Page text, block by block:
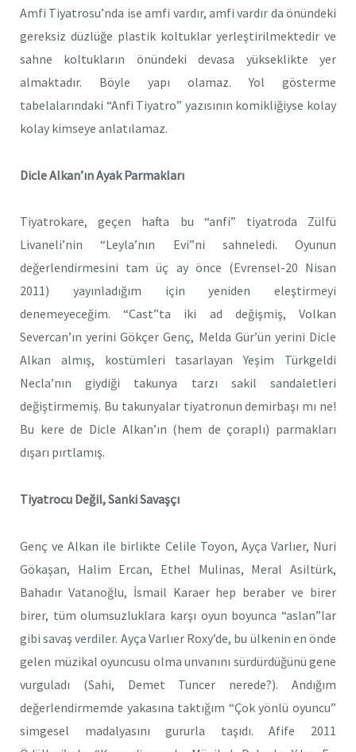
Amfi Tiyatrosu’nda ise amfi vardır, amfi vardır da önündeki
gereksiz düzlüğe plastik koltuklar yerleştirilmektedir ve
sahne koltukların önündeki devasa yükseklikte yer
almaktadır. Böyle yapı olamaz. Yol gösterme
tabelalarındaki “Anfi Tiyatro” yazısının komikliğiyse kolay
kolay kimseye anlatılamaz.
Dicle Alkan’ın Ayak Parmakları
Tiyatrokare, geçen hafta bu “anfi” tiyatroda Zülfü
Livaneli’nin “Leyla’nın Evi”ni sahneledi. Oyunun
değerlendirmesini tam üç ay önce (Evrensel-20 Nisan
2011) yayınladığım için yeniden eleştirmeyi
denemeyeceğim. “Cast”ta iki ad değişmiş, Volkan
Severcan’ın yerini Gökçer Genç, Melda Gür’ün yerini Dicle
Alkan almış, kostümleri tasarlayan Yeşim Türkgeldi
Necla’nın giydiği takunya tarzı sakil sandaletleri
değiştirmemiş. Bu takunyalar tiyatronun demirbaşı mı ne!
Bu kere de Dicle Alkan’ın (hem de çoraplı) parmakları
dışarı pırtlamış.
Tiyatrocu Değil, Sanki Savaşçı
Genç ve Alkan ile birlikte Celile Toyon, Ayça Varlıer, Nuri
Gökaşan, Halim Ercan, Ethel Mulinas, Meral Asiltürk,
Bahadır Vatanoğlu, İsmail Karaer hep beraber ve birer
birer, tüm olumsuzluklara karşı oyun boyunca “aslan”lar
gibi savaş verdiler. Ayça Varlıer Roxy’de, bu ülkenin en önde
gelen müzikal oyuncusu olma unvanını sürdürdüğünü gene
vurguladı (Sahi, Demet Tuncer nerede?). Andığım
değerlendirmemde yakasına taktığım “Çok yönlü oyuncu”
simgesel madalyasını gururla taşıdı. Afife 2011